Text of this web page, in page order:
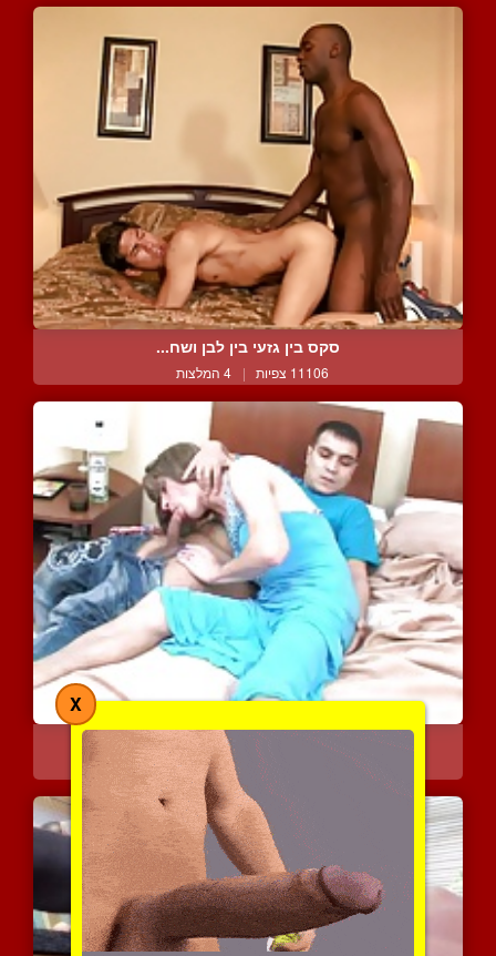
סקס בין גזעי בין לבן ושח...
11106 צפיות | 4 המלצות
החברה שלי היא חבר
1 המלצות
X